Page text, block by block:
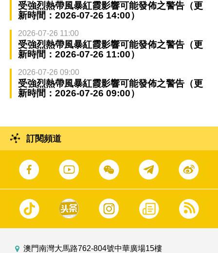
受強烈熱帶風暴紅霞影響可能發佈之警告（更
新時間：2026-07-26 14:00）
2026-07-26 11:00
受強烈熱帶風暴紅霞影響可能發佈之警告（更
新時間：2026-07-26 11:00）
2026-07-26 09:00
受強烈熱帶風暴紅霞影響可能發佈之警告（更
新時間：2026-07-26 09:00）
訂閱頻道
澳門南灣大馬路762-804號中華廣場15樓